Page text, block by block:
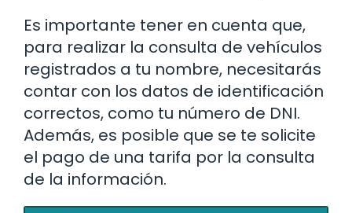
Es importante tener en cuenta que,
para realizar la consulta de vehículos
registrados a tu nombre, necesitarás
contar con los datos de identificación
correctos, como tu número de DNI.
Además, es posible que se te solicite
el pago de una tarifa por la consulta
de la información.